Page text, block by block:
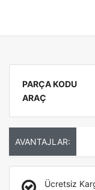
PARÇA KODU
ARAÇ
AVANTAJLAR:
Ücretsiz